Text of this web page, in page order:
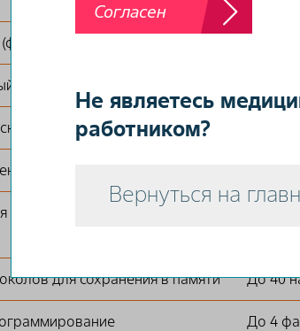
Согласен
Не являетесь
работником?
Вернуться на
раствор)
предел давления
потока
для сохранения в памяти До 40
До 4